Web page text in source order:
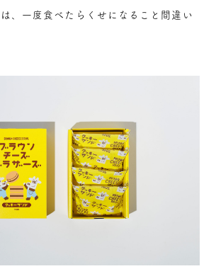
、一度食べたらくせになること間違い